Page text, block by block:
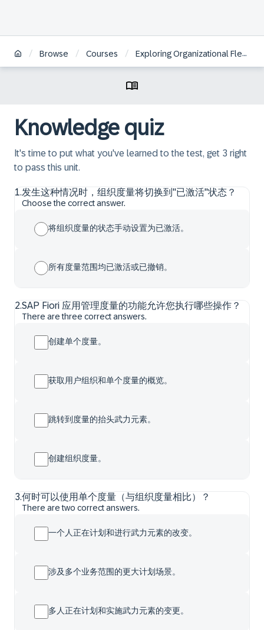
/ Browse / Courses / Exploring Organizational Flexibility in SAP S/4HANA Defense & Security | ZH
Knowledge quiz
It's time to put what you've learned to the test, get 3 right
to pass this unit.
1.发生这种情况时，组织度量将切换到"已激活"状态？
Choose the correct answer.
将组织度量的状态手动设置为已激活。
所有度量范围均已激活或已撤销。
2.SAP Fiori 应用管理度量的功能允许您执行哪些操作？
There are three correct answers.
创建单个度量。
获取用户组织和单个度量的概览。
跳转到度量的抬头武力元素。
创建组织度量。
3.何时可以使用单个度量（与组织度量相比）？
There are two correct answers.
一个人正在计划和进行武力元素的改变。
涉及多个业务范围的更大计划场景。
多人正在计划和实施武力元素的变更。